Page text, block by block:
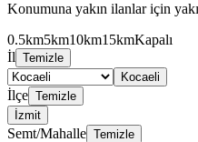
Konumuna yakın ilanlar için
0.5km5km10km15kmKapalı
İl Temizle
Kocaeli
İlçe Temizle
İzmit
Semt/Mahalle Temizle